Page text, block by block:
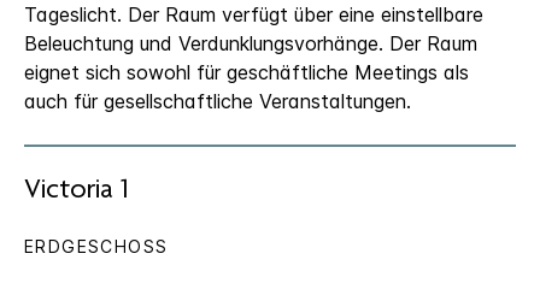
Tageslicht. Der Raum verfügt über eine einstellbare
Beleuchtung und Verdunklungsvorhänge. Der Raum
eignet sich sowohl für geschäftliche Meetings als
auch für gesellschaftliche Veranstaltungen.
Victoria 1
ERDGESCHOSS